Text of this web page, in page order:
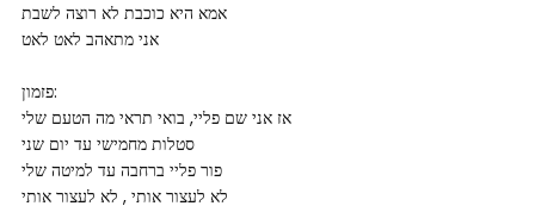
אמא היא כוכבת לא רוצה לשבת
אני מתאהב לאט לאט
פזמון:
אז אני שם פליי, בואי תראי מה הטעם שלי
סטלות מחמישי עד יום שני
פור פליי ברחבה עד למיטה שלי
לא לעצור אותי , לא לעצור אותי